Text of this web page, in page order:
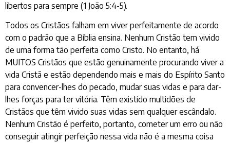
libertos para sempre (1 João 5:4-5).
Todos os Cristãos falham em viver perfeitamente de acordo
com o padrão que a Bíblia ensina. Nenhum Cristão tem vivido
de uma forma tão perfeita como Cristo. No entanto, há
MUITOS Cristãos que estão genuinamente procurando viver a
vida Cristã e estão dependendo mais e mais do Espírito Santo
para convencer-lhes do pecado, mudar suas vidas e para dar-
lhes forças para ter vitória. Têm existido multidões de
Cristãos que têm vivido suas vidas sem qualquer escândalo.
Nenhum Cristão é perfeito, portanto, cometer um erro ou não
conseguir atingir perfeição nessa vida não é a mesma coisa